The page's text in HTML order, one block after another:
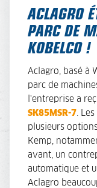
ACLAGRO
PARC DE
KOBELCO !
Aclagro, basé à
parc de
l'entreprise a
SK85MSR-7 .
plusieurs
Kemp,
avant, un
automatique et
Aclagro